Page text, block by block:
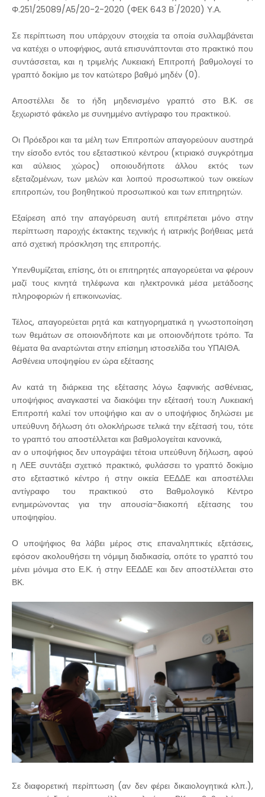
Φ.251/25089/Α5/20-2-2020 (ΦΕΚ 643 Β ́/2020) Υ.Α.
Σε περίπτωση που υπάρχουν στοιχεία τα οποία συλλαμβάνεται
να κατέχει ο υποφήφιος, αυτά επισυνάπτονται στο πρακτικό που
συντάσσεται, και η τριμελής Λυκειακή Επιτροπή βαθμολογεί το
γραπτό δοκίμιο με τον κατώτερο βαθμό μηδέν (0).
Αποστέλλει δε το ήδη μηδενισμένο γραπτό στο Β.Κ. σε
ξεχωριστό φάκελο με συνημμένο αντίγραφο του πρακτικού.
Οι Πρόεδροι και τα μέλη των Επιτροπών απαγορεύουν αυστηρά
την είσοδο εντός του εξεταστικού κέντρου (κτιριακό συγκρότημα
και αύλειος χώρος) οποιουδήποτε άλλου εκτός των
εξεταζομένων, των μελών και λοιπού προσωπικού των οικείων
επιτροπών, του βοηθητικού προσωπικού και των επιτηρητών.
Εξαίρεση από την απαγόρευση αυτή επιτρέπεται μόνο στην
περίπτωση παροχής έκτακτης τεχνικής ή ιατρικής βοήθειας μετά
από σχετική πρόσκληση της επιτροπής.
Υπενθυμίζεται, επίσης, ότι οι επιτηρητές απαγορεύεται να φέρουν
μαζί τους κινητά τηλέφωνα και ηλεκτρονικά μέσα μετάδοσης
πληροφοριών ή επικοινωνίας.
Τέλος, απαγορεύεται ρητά και κατηγορηματικά η γνωστοποίηση
των θεμάτων σε οποιονδήποτε και με οποιονδήποτε τρόπο. Τα
θέματα θα αναρτώνται στην επίσημη ιστοσελίδα του ΥΠΑΙΘΑ.
Ασθένεια υποψηφίου εν ώρα εξέτασης
Αν κατά τη διάρκεια της εξέτασης λόγω ξαφνικής ασθένειας,
υποψήφιος αναγκαστεί να διακόψει την εξέτασή του:η Λυκειακή
Επιτροπή καλεί τον υποψήφιο και αν ο υποψήφιος δηλώσει με
υπεύθυνη δήλωση ότι ολοκλήρωσε τελικά την εξέτασή του, τότε
το γραπτό του αποστέλλεται και βαθμολογείται κανονικά,
αν ο υποψήφιος δεν υπογράψει τέτοια υπεύθυνη δήλωση, αφού
η ΛΕΕ συντάξει σχετικό πρακτικό, φυλάσσει το γραπτό δοκίμιο
στο εξεταστικό κέντρο ή στην οικεία ΕΕΔΔΕ και αποστέλλει
αντίγραφο του πρακτικού στο Βαθμολογικό Κέντρο
ενημερώνοντας για την απουσία-διακοπή εξέτασης του
υποψηφίου.
Ο υποψήφιος θα λάβει μέρος στις επαναληπτικές εξετάσεις,
εφόσον ακολουθήσει τη νόμιμη διαδικασία, οπότε το γραπτό του
μένει μόνιμα στο Ε.Κ. ή στην ΕΕΔΔΕ και δεν αποστέλλεται στο
ΒΚ.
Σε διαφορετική περίπτωση (αν δεν φέρει δικαιολογητικά κλπ.),